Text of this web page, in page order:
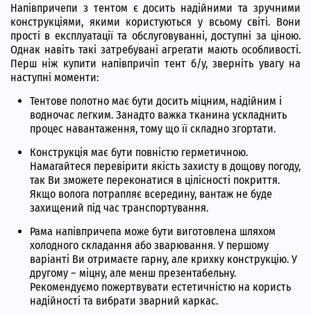
Напівпричепи з тентом є досить надійними та зручними
конструкціями, якими користуються у всьому світі. Вони
прості в експлуатації та обслуговуванні, доступні за ціною.
Однак навіть такі затребувані агрегати мають особливості.
Перш ніж купити напівпричіп тент б/у, зверніть увагу на
наступні моменти:
Тентове полотно має бути досить міцним, надійним і
водночас легким. Занадто важка тканина ускладнить
процес навантаження, тому що її складно згортати.
Конструкція має бути повністю герметичною.
Намагайтеся перевірити якість захисту в дощову погоду,
так Ви зможете переконатися в цілісності покриття.
Якщо волога потрапляє всередину, вантаж не буде
захищений під час транспортування.
Рама напівпричепа може бути виготовлена шляхом
холодного складання або зварювання. У першому
варіанті Ви отримаєте гарну, але крихку конструкцію. У
другому – міцну, але менш презентабельну.
Рекомендуємо пожертвувати естетичністю на користь
надійності та вибрати зварний каркас.